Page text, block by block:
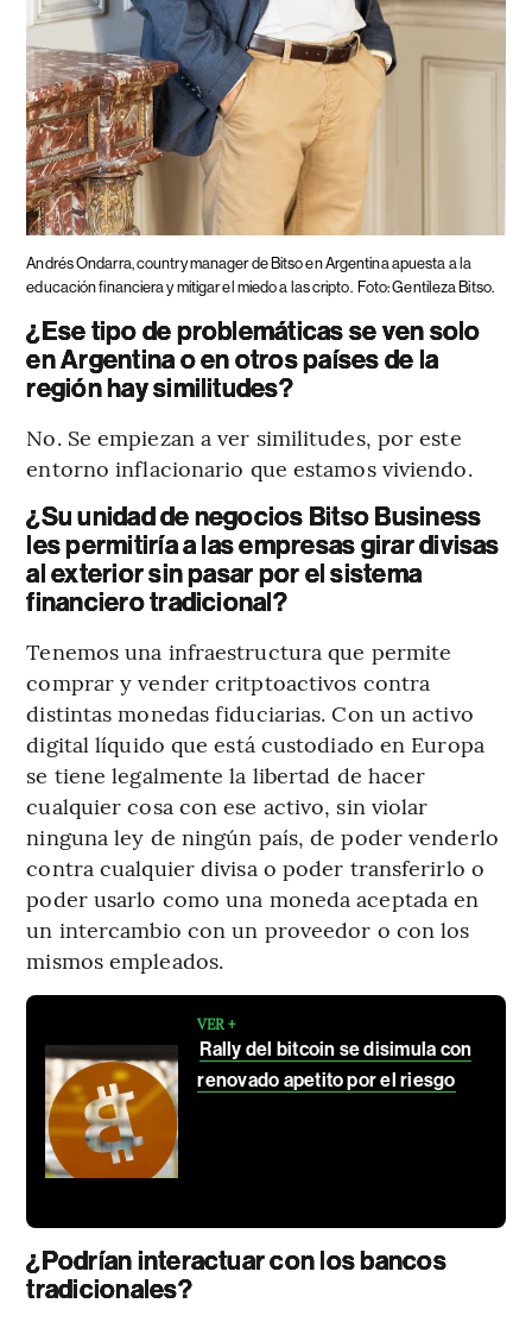
Andrés Ondarra, country manager de Bitso en Argentina apuesta a la
educación financiera y mitigar el miedo a las cripto. Foto: Gentileza Bitso.
¿Ese tipo de problemáticas se ven solo
en Argentina o en otros países de la
región hay similitudes?
No. Se empiezan a ver similitudes, por este
entorno inflacionario que estamos viviendo.
¿Su unidad de negocios Bitso Business
les permitiría a las empresas girar divisas
al exterior sin pasar por el sistema
financiero tradicional?
Tenemos una infraestructura que permite
comprar y vender critptoactivos contra
distintas monedas fiduciarias. Con un activo
digital líquido que está custodiado en Europa
se tiene legalmente la libertad de hacer
cualquier cosa con ese activo, sin violar
ninguna ley de ningún país, de poder venderlo
contra cualquier divisa o poder transferirlo o
poder usarlo como una moneda aceptada en
un intercambio con un proveedor o con los
mismos empleados.
VER +
Rally del bitcoin se disimula con
renovado apetito por el riesgo
¿Podrían interactuar con los bancos
tradicionales?